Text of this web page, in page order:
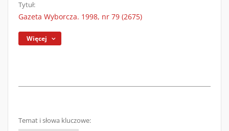
Tytuł:
Gazeta Wyborcza. 1998, nr 79 (2675)
Więcej
Temat i słowa kluczowe: